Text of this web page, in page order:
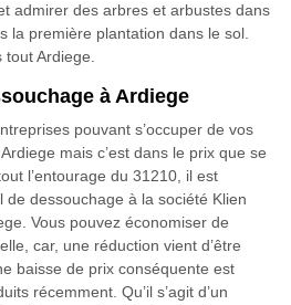
admirer des arbres et arbustes dans
la première plantation dans le sol.
Ardiege.
à Ardiege
pouvant s’occuper de vos
mais c’est dans le prix que se
l’entourage du 31210, il est
dessouchage à la société Klien
Vous pouvez économiser de
car, une réduction vient d’être
baisse de prix conséquente est
récemment. Qu’il s’agit d’un